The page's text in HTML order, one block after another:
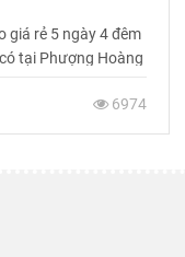
giá rẻ 5 ngày 4 đêm
tại Phượng Hoàng
6974